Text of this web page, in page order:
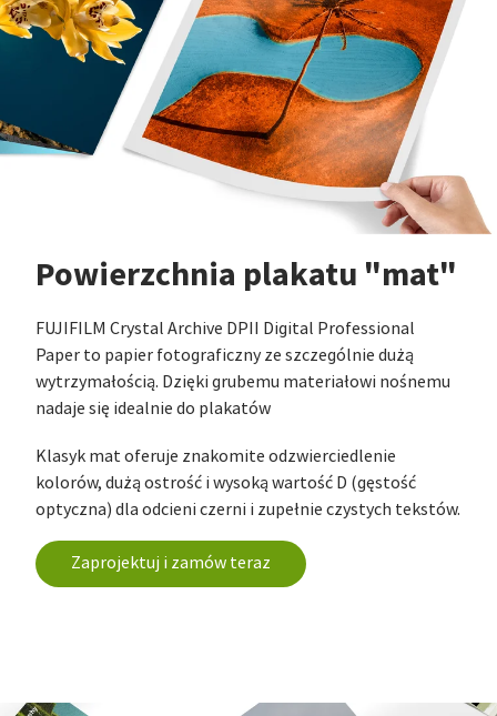
Powierzchnia plakatu "mat"
FUJIFILM Crystal Archive DPII Digital Professional
Paper to papier fotograficzny ze szczególnie dużą
wytrzymałością. Dzięki grubemu materiałowi nośnemu
nadaje się idealnie do plakatów
Klasyk mat oferuje znakomite odzwierciedlenie
kolorów, dużą ostrość i wysoką wartość D (gęstość
optyczna) dla odcieni czerni i zupełnie czystych tekstów.
Zaprojektuj i zamów teraz